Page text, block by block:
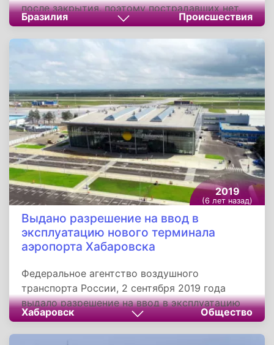
после закрытия, поэтому пострадавших нет.
Сгорела большая часть здания, кровля
рухнула. В музее хранилось более 20
миллионов предметов, из которых девять
десятых были уничтожены. Причины
возгорания не установлены.
Бразилия Происшествия
2019
(6 лет назад)
Выдано разрешение на ввод в
эксплуатацию нового терминала
аэропорта Хабаровска
Федеральное агентство воздушного
транспорта России, 2 сентября 2019 года
выдало разрешение на ввод в эксплуатацию
пассажирского терминала внутренних
авиалиний Хабаровского аэропорта. Площадь
Хабаровск Общество